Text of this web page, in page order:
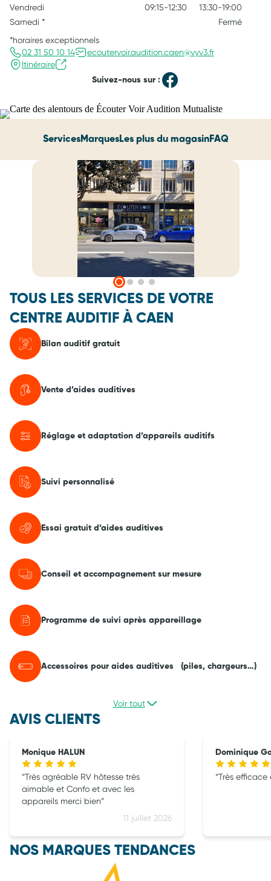
Vendredi
09:15-12:30
13:30-19:00
Samedi *
Fermé
*horaires exceptionnels
02 31 50 10 14
ecoutervoir.audition.caen@vyv3.fr
Itinéraire
Suivez-nous sur :
ServicesMarquesLes plus du magasinFAQ
TOUS LES SERVICES DE VOTRE
CENTRE AUDITIF À CAEN
Bilan auditif gratuit
Vente d’aides auditives
Réglage et adaptation d’appareils auditifs
Suivi personnalisé
Essai gratuit d’aides auditives
Conseil et accompagnement sur mesure
Programme de suivi après appareillage
Accessoires pour aides auditives (piles, chargeurs…)
Voir tout
AVIS CLIENTS
Monique HALUN
11 juillet 2026
Très agréable RV hôtesse très
aimable et Confo et avec les
appareils merci bien
Dominique
Très
NOS MARQUES TENDANCES